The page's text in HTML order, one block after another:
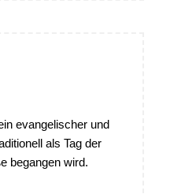
evangelischer und
als Tag der
begangen wird.